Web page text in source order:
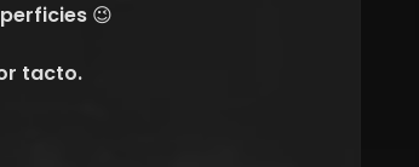
😉
tacto.